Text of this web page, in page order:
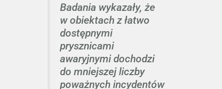
Badania wykazały, że
w obiektach z łatwo
dostępnymi
prysznicami
awaryjnymi dochodzi
do mniejszej liczby
poważnych incydentów